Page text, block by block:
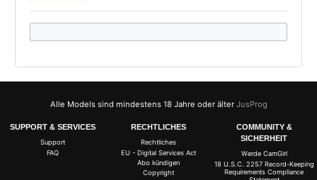
Alle Models sind mindestens 18 Jahre oder älter JusProg
SUPPORT & SERVICES
Support
FAQ
RECHTLICHES
Rechtliches
EU - Digital Services Act
Abo kündigen
Copyright
COMMUNITY &
SICHERHEIT
Werde CamGirl
18 U.S.C. 2257 Record-Keeping
Requirements Compliance